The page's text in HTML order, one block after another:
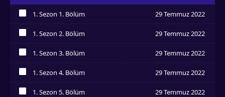
1. Sezon 1. Bölüm 29 Temmuz 2022
1. Sezon 2. Bölüm 29 Temmuz 2022
1. Sezon 3. Bölüm 29 Temmuz 2022
1. Sezon 4. Bölüm 29 Temmuz 2022
1. Sezon 5. Bölüm 29 Temmuz 2022